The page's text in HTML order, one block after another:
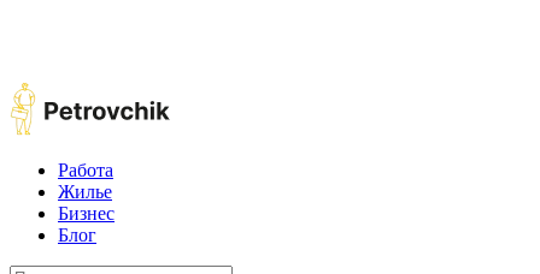
Работа
Жилье
Бизнес
Блог